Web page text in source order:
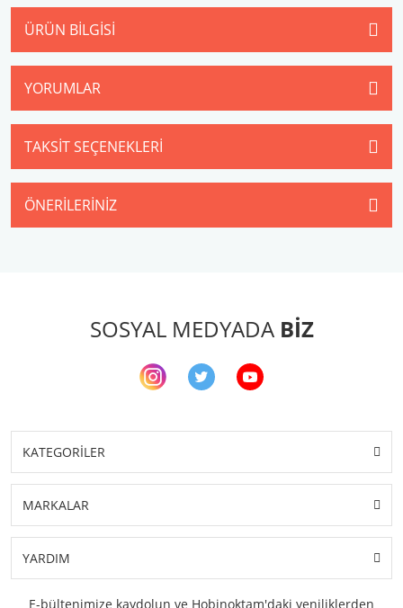
ÜRÜN BILGISI
YORUMLAR
TAKSIT SEÇENEKLERI
ÖNERILERINIZ
SOSYAL MEDYADA BİZ
KATEGORİLER
MARKALAR
YARDIM
E-bültenimize kaydolun ve Hobinoktam'daki yeniliklerden